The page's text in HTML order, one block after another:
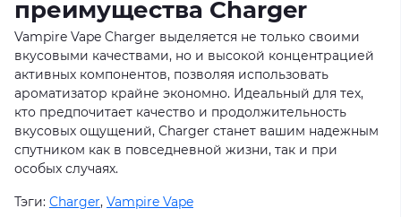
преимущества Charger
Vampire Vape Charger выделяется не только своими
вкусовыми качествами, но и высокой концентрацией
активных компонентов, позволяя использовать
ароматизатор крайне экономно. Идеальный для тех,
кто предпочитает качество и продолжительность
вкусовых ощущений, Charger станет вашим надежным
спутником как в повседневной жизни, так и при
особых случаях.
Тэги: Charger, Vampire Vape